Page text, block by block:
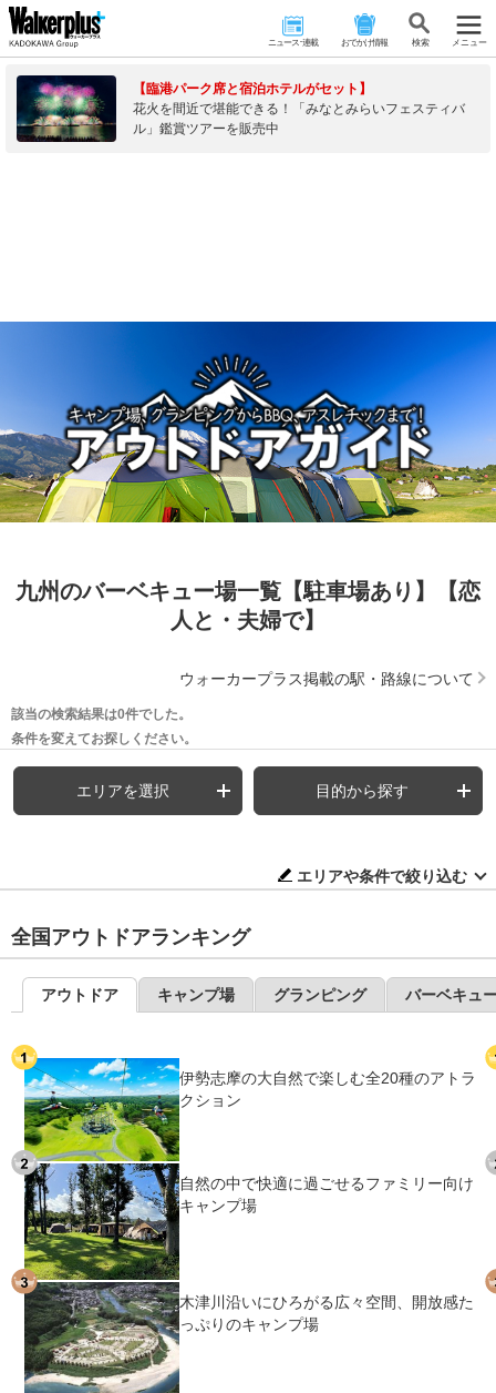
ニュース･連載 おでかけ情報 検 索 メニュー
【臨港パーク席と宿泊ホテルがセット】
花火を間近で堪能できる！「みなとみらいフェスティバ
ル」鑑賞ツアーを販売中
九州のバーベキュー場一覧【駐車場あり】【恋
人と・夫婦で】
ウォーカープラス掲載の駅・路線について
該当の検索結果は0件でした。
条件を変えてお探しください。
エリアを選択 目的から探す
エリアや条件で絞り込む
全国アウトドアランキング
アウトドア キャンプ場 グランピング バーベキュ
伊勢志摩の大自然で楽しむ全20種のアトラ
クション
自然の中で快適に過ごせるファミリー向け
キャンプ場
木津川沿いにひろがる広々空間、開放感た
っぷりのキャンプ場